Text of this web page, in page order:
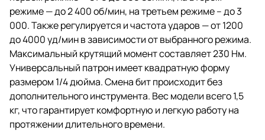
режиме — до 2 400 об/мин, на третьем режиме – до 3
000. Также регулируется и частота ударов — от 1200
до 4000 уд/мин в зависимости от выбранного режима.
Максимальный крутящий момент составляет 230 Нм.
Универсальный патрон имеет квадратную форму
размером 1/4 дюйма. Смена бит происходит без
дополнительного инструмента. Вес модели всего 1,5
кг, что гарантирует комфортную и легкую работу на
протяжении длительного времени.